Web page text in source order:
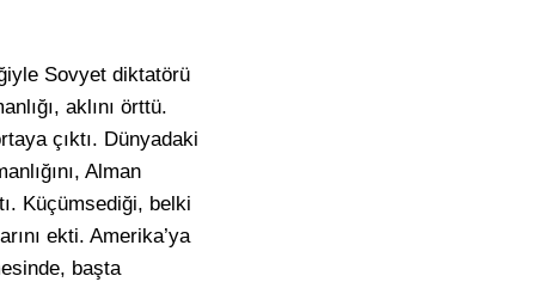
Sovyet diktatörü
aklını örttü.
çıktı. Dünyadaki
Alman
Küçümsediği, belki
ekti. Amerika’ya
başta